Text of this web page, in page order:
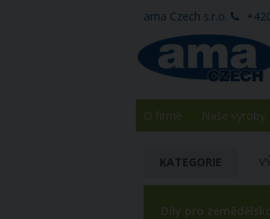
ama Czech s.r.o.
O firmě Naše výroby
KATEGORIE
Díly pro zemědělskou